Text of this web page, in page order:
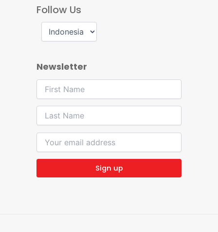
Follow Us
Newsletter